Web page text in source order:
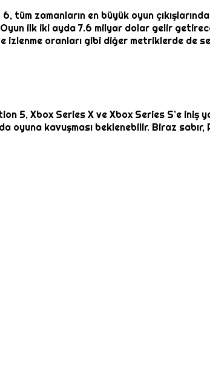
tüm zamanların en büyük oyun
ilk iki ayda 7.6 milyar dolar gelir
izlenme oranları gibi diğer metriklerde de
5, Xbox Series X ve Xbox Series S’e
oyuna kavuşması beklenebilir. Biraz